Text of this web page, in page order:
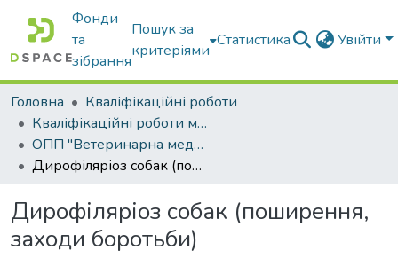
Фонди
та
зібрання
Пошук за
критеріями
Статистика Увійти
Головна
Кваліфікаційні роботи
Кваліфікаційні роботи магістрів
ОПП "Ветеринарна медицина"
Дирофіляріоз собак (поширення, заходи боротьби)
Дирофіляріоз собак (поширення,
заходи боротьби)